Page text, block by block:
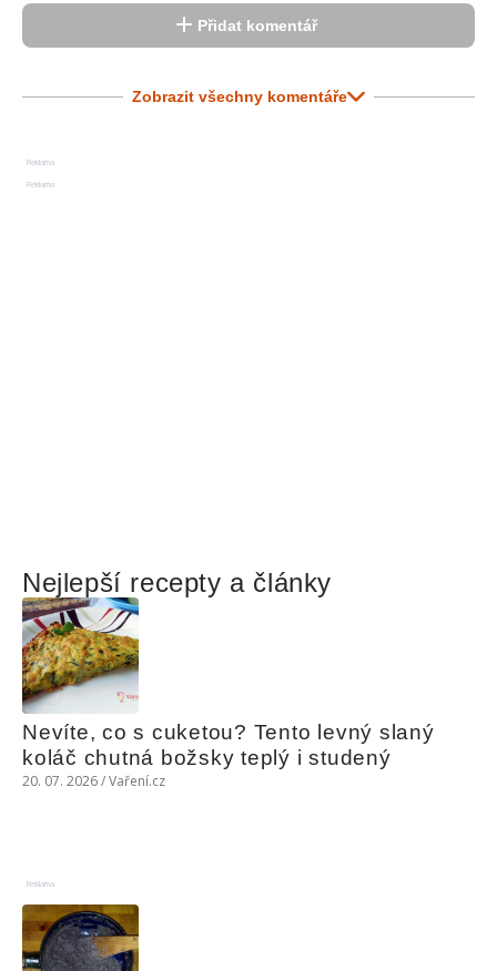
Přidat komentář
Zobrazit všechny komentáře
Reklama
Reklama
Nejlepší recepty a články
Nevíte, co s cuketou? Tento levný slaný
koláč chutná božsky teplý i studený
20. 07. 2026 / Vaření.cz
Reklama